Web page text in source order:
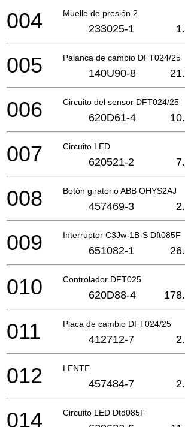
Muelle de presión 2
004 233025-1
Palanca de cambio DFT024/25
005 140U90-8
Circuito del sensor DFT024/25
006 620D61-4
Circuito LED
007 620521-2
Botón giratorio ABB OHYS2AJ
008 457469-3
Interruptor C3Jw-1B-S Dft085F
009 651082-1
Controlador DFT025
010 620D88-4
Placa de cambio DFT024/25
011 412712-7
LENTE
012 457484-7
Circuito LED Dtd085F
014